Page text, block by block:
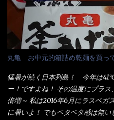
らないじゃん！ 茹で上げ直後の
う。 事前にググって調べたら、
文方法としてあるらしい。 それ
者も居るらしい云う事。 そこで
配慮でもある。 11:20 店内に入
シで！』と注文したら、近場にい
た顔『湯なし？』（これだ全く理
の若い女性店員が『いい！いい！
た。 でサッサと、木桶を用意し
た。 な～るほど、この事か・・・
丸亀 お中元的箱詰め乾麺を買っ
猛暑が続く日本列島！ 今年は
ー！ですよね！ その温度にプラ
倍増～ 私は2016年6月にラスベガ
に暑いよ！ でもベタベタ感は無